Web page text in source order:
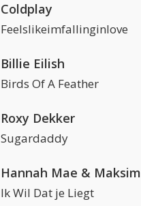
Coldplay
Feelslikeimfallinginlove
Billie Eilish
Birds Of A Feather
Roxy Dekker
Sugardaddy
Hannah Mae & Maksim
Ik Wil Dat je Liegt